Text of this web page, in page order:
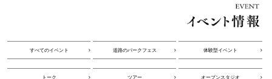
すべてのイベント 道路のパークフェス 体験型イベント
トーク ツアー オープンスタジオ